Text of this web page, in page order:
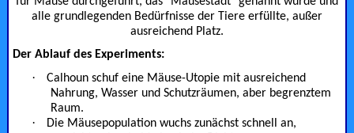
alle grundlegenden Bedürfnisse der Tiere erfüllte, außer
ausreichend Platz.
Der Ablauf des Experiments:
·
Calhoun schuf eine Mäuse-Utopie mit ausreichend
Nahrung, Wasser und Schutzräumen, aber begrenztem
Raum.
·
Die Mäusepopulation wuchs zunächst schnell an,